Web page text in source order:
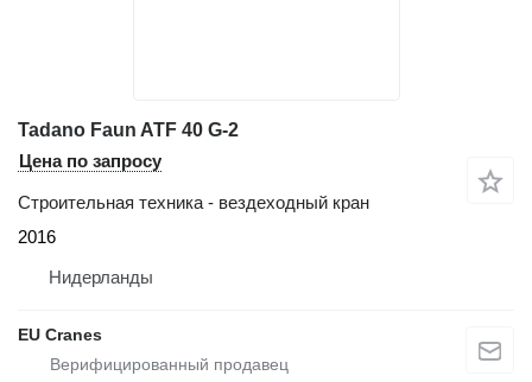
Tadano Faun ATF 40 G-2
Цена по запросу
Строительная техника - вездеходный кран
2016
Нидерланды
EU Cranes